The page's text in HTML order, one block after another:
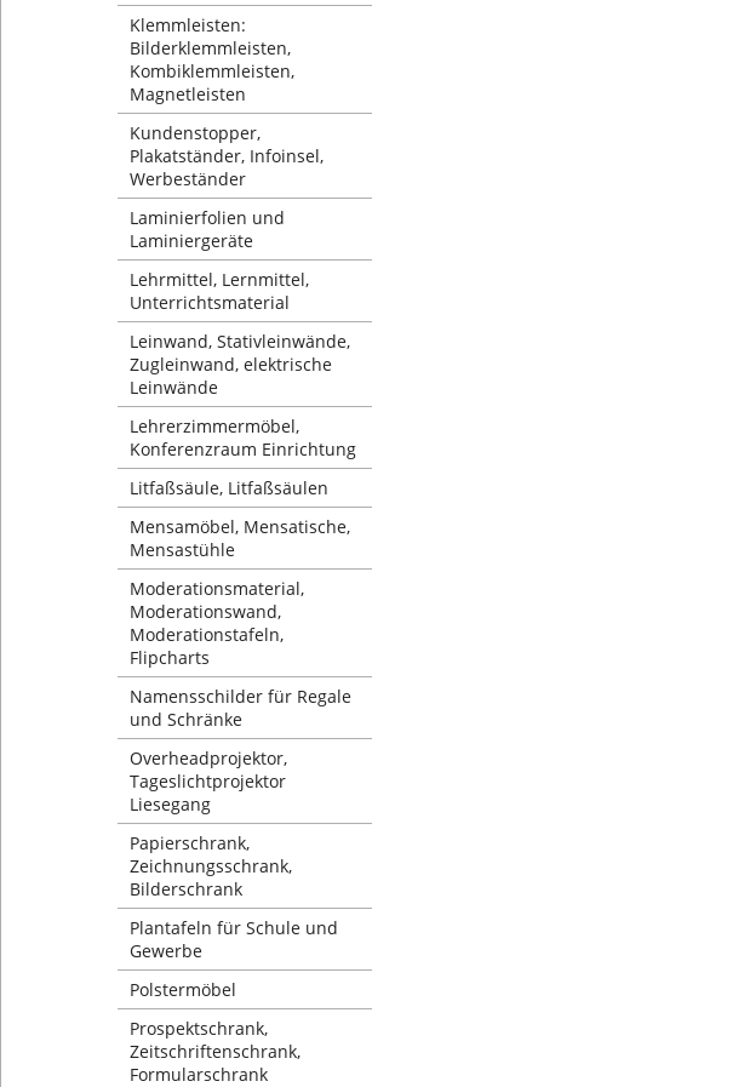
Klemmleisten:
Bilderklemmleisten,
Kombiklemmleisten,
Magnetleisten
Kundenstopper,
Plakatständer, Infoinsel,
Werbeständer
Laminierfolien und
Laminiergeräte
Lehrmittel, Lernmittel,
Unterrichtsmaterial
Leinwand, Stativleinwände,
Zugleinwand, elektrische
Leinwände
Lehrerzimmermöbel,
Konferenzraum Einrichtung
Litfaßsäule, Litfaßsäulen
Mensamöbel, Mensatische,
Mensastühle
Moderationsmaterial,
Moderationswand,
Moderationstafeln,
Flipcharts
Namensschilder für Regale
und Schränke
Overheadprojektor,
Tageslichtprojektor
Liesegang
Papierschrank,
Zeichnungsschrank,
Bilderschrank
Plantafeln für Schule und
Gewerbe
Polstermöbel
Prospektschrank,
Zeitschriftenschrank,
Formularschrank